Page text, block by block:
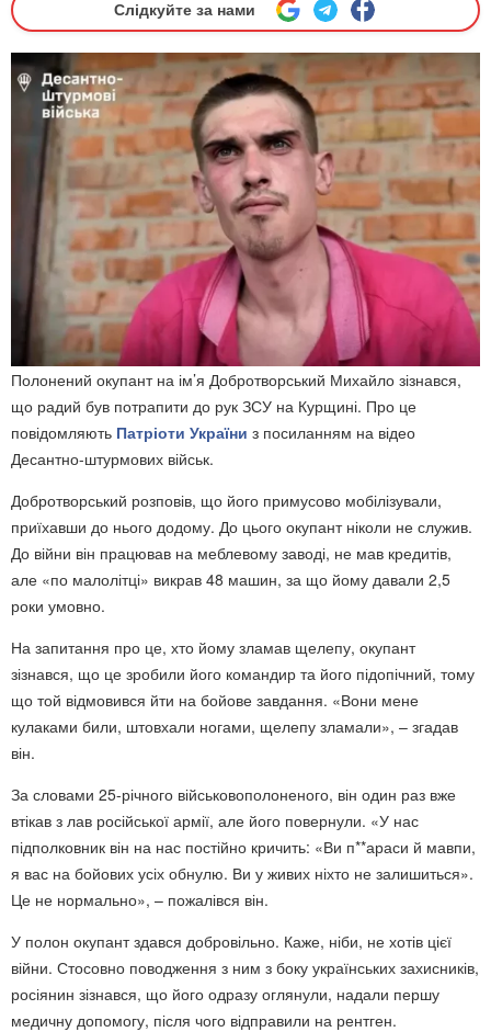
Слідкуйте за нами
Полонений окупант на ім’я Добротворський Михайло зізнався,
що радий був потрапити до рук ЗСУ на Курщині. Про це
повідомляють Патріоти України з посиланням на відео
Десантно-штурмових військ.
Добротворський розповів, що його примусово мобілізували,
приїхавши до нього додому. До цього окупант ніколи не служив.
До війни він працював на меблевому заводі, не мав кредитів,
але «по малолітці» викрав 48 машин, за що йому давали 2,5
роки умовно.
На запитання про це, хто йому зламав щелепу, окупант
зізнався, що це зробили його командир та його підопічний, тому
що той відмовився йти на бойове завдання. «Вони мене
кулаками били, штовхали ногами, щелепу зламали», – згадав
він.
За словами 25-річного військовополоненого, він один раз вже
втікав з лав російської армії, але його повернули. «У нас
підполковник він на нас постійно кричить: «Ви п**араси й мавпи,
я вас на бойових усіх обнулю. Ви у живих ніхто не залишиться».
Це не нормально», – пожалівся він.
У полон окупант здався добровільно. Каже, ніби, не хотів цієї
війни. Стосовно поводження з ним з боку українських захисників,
росіянин зізнався, що його одразу оглянули, надали першу
медичну допомогу, після чого відправили на рентген.